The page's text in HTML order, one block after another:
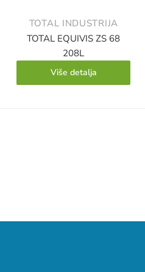
TOTAL INDUSTRIJA
TOTAL EQUIVIS ZS 68
208L
Više detalja